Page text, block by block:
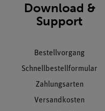
Download &
Support
Bestellvorgang
Schnellbestellformular
Zahlungsarten
Versandkosten